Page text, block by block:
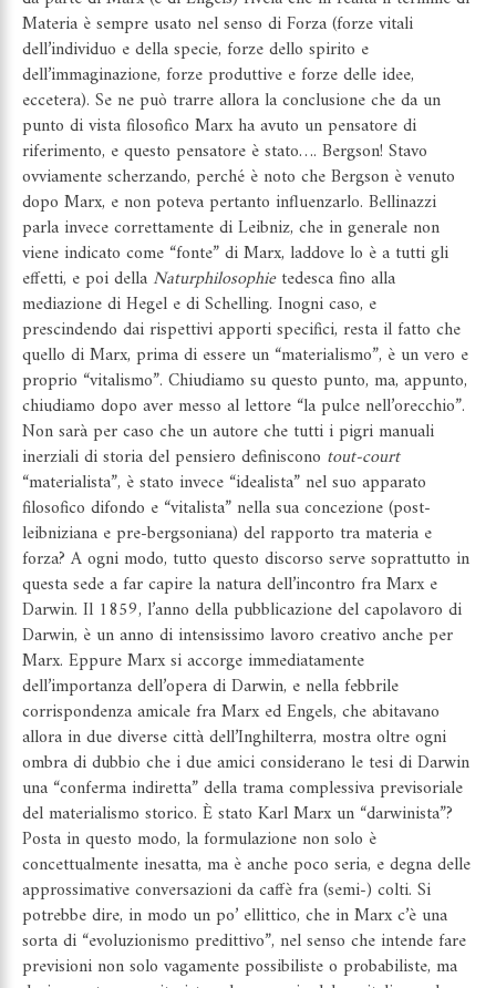
Materia è sempre usato nel senso di Forza (forze vitali
dell’individuo e della specie, forze dello spirito e
dell’immaginazione, forze produttive e forze delle idee,
eccetera). Se ne può trarre allora la conclusione che da un
punto di vista filosofico Marx ha avuto un pensatore di
riferimento, e questo pensatore è stato…. Bergson! Stavo
ovviamente scherzando, perché è noto che Bergson è venuto
dopo Marx, e non poteva pertanto influenzarlo. Bellinazzi
parla invece correttamente di Leibniz, che in generale non
viene indicato come “fonte” di Marx, laddove lo è a tutti gli
effetti, e poi dellaNaturphilosophietedesca fino alla
mediazione di Hegel e di Schelling. Inogni caso, e
prescindendo dai rispettivi apporti specifici, resta il fatto che
quello di Marx, prima di essere un “materialismo”, è un vero e
proprio “vitalismo”. Chiudiamo su questo punto, ma, appunto,
chiudiamo dopo aver messo al lettore “la pulce nell’orecchio”.
Non sarà per caso che un autore che tutti i pigri manuali
inerziali di storia del pensiero definiscono tout-court
“materialista”, è stato invece “idealista” nel suo apparato
filosofico difondo e “vitalista” nella sua concezione (post-
leibniziana e pre-bergsoniana) del rapporto tra materia e
forza? A ogni modo, tutto questo discorso serve soprattutto in
questa sede a far capire la natura dell’incontro fra Marx e
Darwin. Il 1859, l’anno della pubblicazione del capolavoro di
Darwin, è un anno di intensissimo lavoro creativo anche per
Marx. Eppure Marx si accorge immediatamente
dell’importanza dell’opera di Darwin, e nella febbrile
corrispondenza amicale fra Marx ed Engels, che abitavano
allora in due diverse città dell’Inghilterra, mostra oltre ogni
ombra di dubbio che i due amici considerano le tesi di Darwin
una “conferma indiretta” della trama complessiva previsoriale
del materialismo storico. È stato Karl Marx un “darwinista”?
Posta in questo modo, la formulazione non solo è
concettualmente inesatta, ma è anche poco seria, e degna delle
approssimative conversazioni da caffè fra (semi-) colti. Si
potrebbe dire, in modo un po’ ellittico, che in Marx c’è una
sorta di “evoluzionismo predittivo”, nel senso che intende fare
previsioni non solo vagamente possibiliste o probabiliste, ma